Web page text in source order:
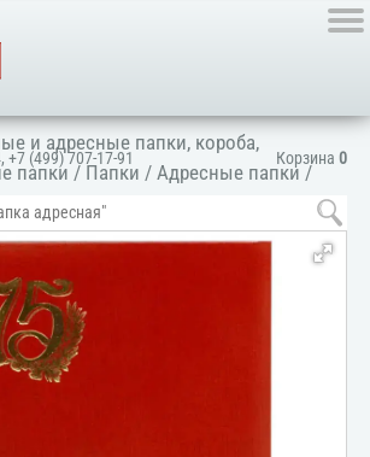
Корзина 0
,+7 (499) 707-17-91
и адресные папки, короба,
папки / Папки /Адресные папки /